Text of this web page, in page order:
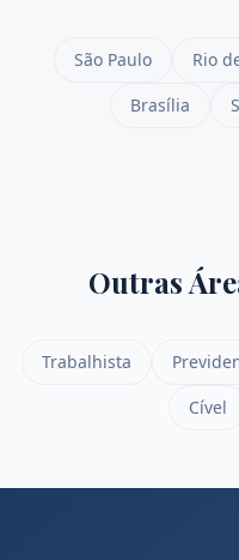
São Paulo Rio
Brasília
Outras
Trabalhista
Cível